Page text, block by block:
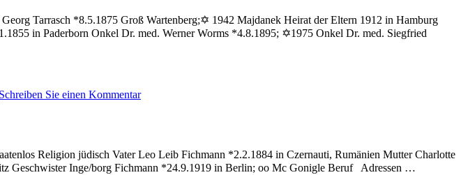
Tarrasch *8.5.1875 Groß Wartenberg;✡ 1942 Majdanek Heirat der Eltern 1912 in Hamburg
in Paderborn Onkel Dr. med. Werner Worms *4.8.1895; ✡1975 Onkel Dr. med. Siegfried
Schreiben Sie einen Kommentarzu
Religion jüdisch Vater Leo Leib Fichmann *2.2.1884 in Czernauti, Rumänien Mutter Charlotte
Geschwister Inge/borg Fichmann *24.9.1919 in Berlin; oo Mc Gonigle Beruf Adressen …